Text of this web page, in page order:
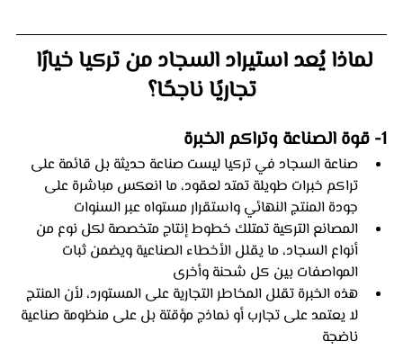
لماذا يُعد استيراد السجاد من تركيا خيارًا
تجاريًا ناجحًا؟
1- قوة الصناعة وتراكم الخبرة
صناعة السجاد في تركيا ليست صناعة حديثة بل قائمة على
تراكم خبرات طويلة تمتد لعقود، ما انعكس مباشرة على
جودة المنتج النهائي واستقرار مستواه عبر السنوات
المصانع التركية تمتلك خطوط إنتاج متخصصة لكل نوع من
أنواع السجاد، ما يقلل الأخطاء الصناعية ويضمن ثبات
المواصفات بين كل شحنة وأخرى
هذه الخبرة تقلل المخاطر التجارية على المستورد، لأن المنتج
لا يعتمد على تجارب أو نماذج مؤقتة بل على منظومة صناعية
ناضجة